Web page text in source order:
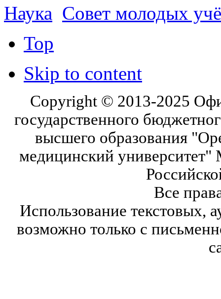
Наука Совет молодых
Top
Skip to content
Copyright © 2013-2025
государственного
высшего образования
медицинский университет"
Все
Использование текстовых,
возможно только с